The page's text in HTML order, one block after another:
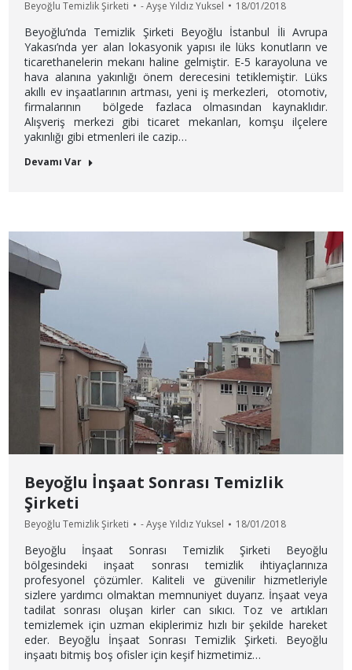
Beyoğlu Temizlik Şirketi -Ayşe Yıldız Yuksel 18/01/2018
Beyoğlu’nda Temizlik Şirketi Beyoğlu İstanbul İli Avrupa
Yakası’nda yer alan lokasyonik yapısı ile lüks konutların ve
ticarethanelerin mekanı haline gelmiştir. E-5 karayoluna ve
hava alanına yakınlığı önem derecesini tetiklemiştir. Lüks
akıllı ev inşaatlarının artması, yeni iş merkezleri, otomotiv,
firmalarının bölgede fazlaca olmasından kaynaklıdır.
Alışveriş merkezi gibi ticaret mekanları, komşu ilçelere
yakınlığı gibi etmenleri ile cazip…
Devamı Var
Beyoğlu İnşaat Sonrası Temizlik
Şirketi
Beyoğlu Temizlik Şirketi -Ayşe Yıldız Yuksel 18/01/2018
Beyoğlu İnşaat Sonrası Temizlik Şirketi Beyoğlu
bölgesindeki inşaat sonrası temizlik ihtiyaçlarınıza
profesyonel çözümler. Kaliteli ve güvenilir hizmetleriyle
sizlere yardımcı olmaktan memnuniyet duyarız. İnşaat veya
tadilat sonrası oluşan kirler can sıkıcı. Toz ve artıkları
temizlemek için uzman ekiplerimiz hızlı bir şekilde hareket
eder. Beyoğlu İnşaat Sonrası Temizlik Şirketi. Beyoğlu
inşaatı bitmiş boş ofisler için keşif hizmetimiz…